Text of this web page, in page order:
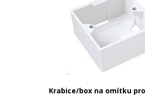
Krabice/box na omítku